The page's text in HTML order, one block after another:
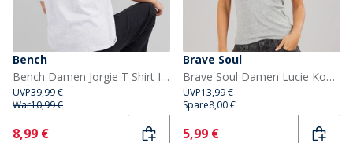
Bench
Bench Damen Jorgie T Shirt Ice Grey Marl
UVP39,99 €
War10,99 €
Current
8,99 €
Brave Soul
Brave Soul Damen Lucie Kontrast Weste Grey Marl/Weiß
UVP13,99 €
Spare8,00 €
Current
5,99 €